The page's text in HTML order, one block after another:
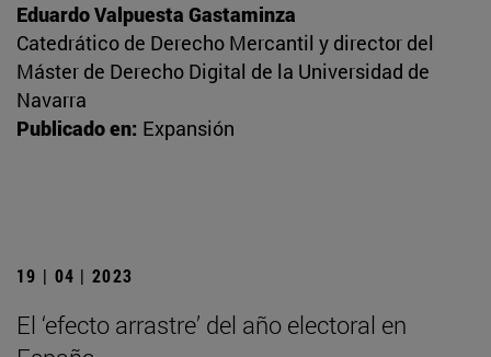
Eduardo Valpuesta Gastaminza
Catedrático de Derecho Mercantil y director del
Máster de Derecho Digital de la Universidad de
Navarra
Publicado en: Expansión
19 | 04 | 2023
El ‘efecto arrastre’ del año electoral en